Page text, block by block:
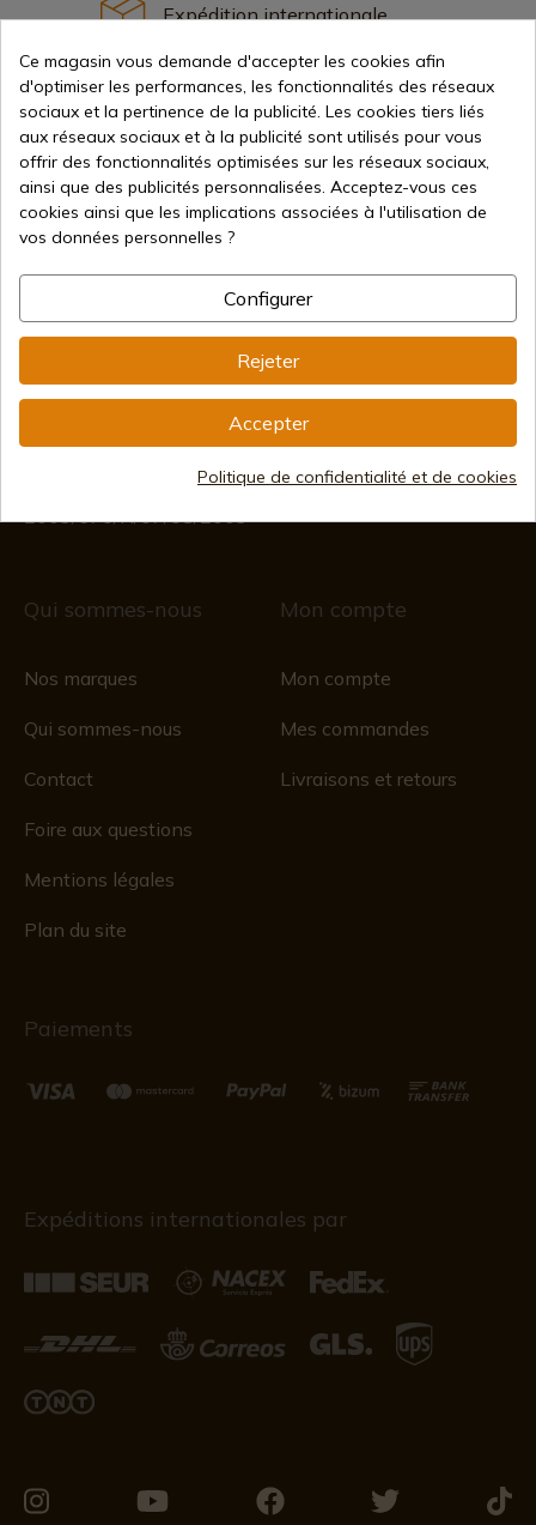
Expédition internationale
Information
info@aceros-de-hispania.com
(+34)676 850 364
Informations sur le client
Du lundi au vendredi de 09h00 à 15h00
CIF : ES B44193092 · Immatriculée au registre du
2003/670/N/07/08/2003
Qui sommes-nous
Nos marques
Qui sommes-nous
Contact
Foire aux questions
Mentions légales
Plan du site
Mon compte
Mon compte
Mes commandes
Livraisons et retours
Paiements
Expéditions internationales par
Ce magasin vous demande d'accepter les cookies afin
d'optimiser les performances, les fonctionnalités des réseaux
sociaux et la pertinence de la publicité. Les cookies tiers liés
aux réseaux sociaux et à la publicité sont utilisés pour vous
offrir des fonctionnalités optimisées sur les réseaux sociaux,
ainsi que des publicités personnalisées. Acceptez-vous ces
cookies ainsi que les implications associées à l'utilisation de
vos données personnelles ?
Configurer
Rejeter
Accepter
Politique de confidentialité et de cookies